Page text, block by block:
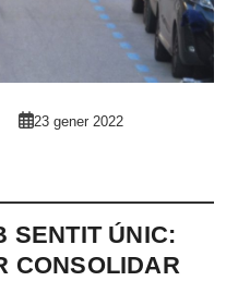
23 gener 2022
SENTIT ÚNIC:
CONSOLIDAR